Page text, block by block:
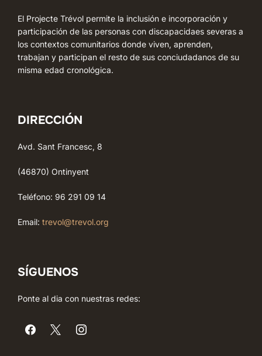
El Projecte Trévol permite la inclusión e incorporación y
participación de las personas con discapacidaes severas a
los contextos comunitarios donde viven, aprenden,
trabajan y participan el resto de sus conciudadanos de su
misma edad cronológica.
DIRECCIÓN
Avd. Sant Francesc, 8
(46870) Ontinyent
Teléfono: 96 291 09 14
Email: trevol@trevol.org
SÍGUENOS
Ponte al dia con nuestras redes: